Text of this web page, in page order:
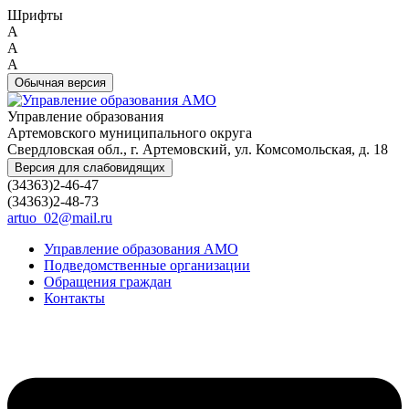
Шрифты
A
A
A
Обычная версия
Управление образования
Артемовского муниципального округа
Свердловская обл., г. Артемовский, ул. Комсомольская, д. 18
Версия для слабовидящих
(34363)2-46-47
(34363)2-48-73
artuo_02@mail.ru
Управление образования АМО
Подведомственные организации
Обращения граждан
Контакты